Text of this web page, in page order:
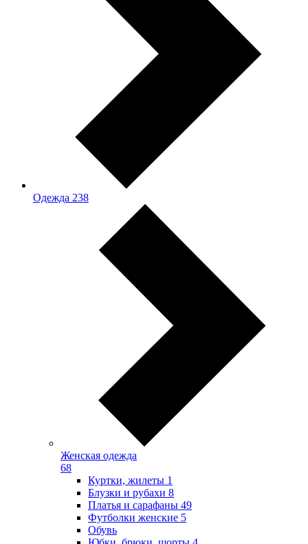
Одежда 238
Женская одежда
68
Куртки, жилеты 1
Блузки и рубахи 8
Платья и сарафаны 49
Футболки женские 5
Обувь